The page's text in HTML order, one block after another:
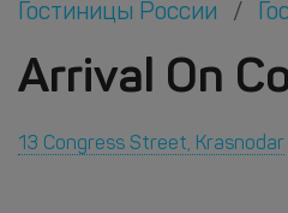
Гостиницы России
Arrival On
13 Congress Street, Krasnodar